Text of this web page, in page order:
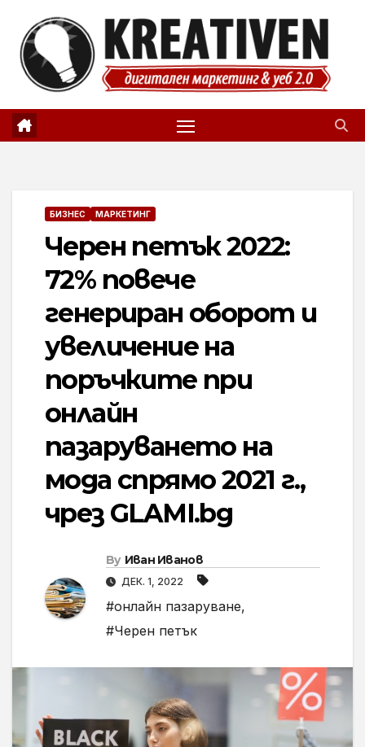
content
БИЗНЕС МАРКЕТИНГ
Черен петък 2022:
72% повече
генериран оборот и
увеличение на
поръчките при
онлайн
пазаруването на
мода спрямо 2021 г.,
чрез GLAMI.bg
By Иван Иванов
ДЕК. 1, 2022
#онлайн пазаруване,
#Черен петък